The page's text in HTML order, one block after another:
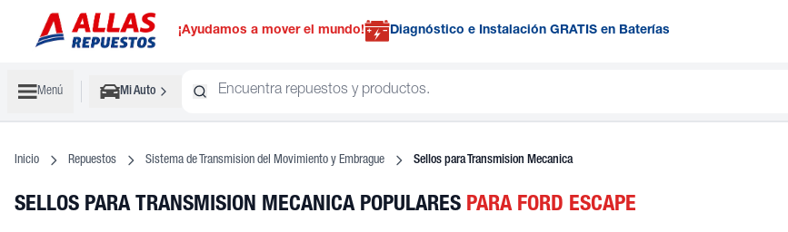
¡Ayudamos a mover el mundo! Diagnóstico e Instalación GRATIS en Baterías
Menú Mi Auto
Inicio Repuestos Sistema de Transmision del Movimiento y Embrague Sellos para Transmision Mecanica
SELLOS PARA TRANSMISION MECANICA POPULARES PARA FORD ESCAPE